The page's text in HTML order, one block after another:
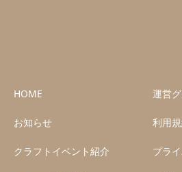
HOME
お知らせ
クラフトイベント紹介
運営
利用
プラ